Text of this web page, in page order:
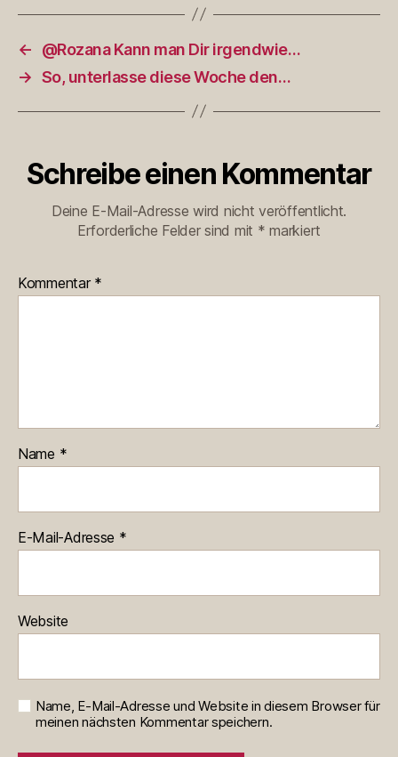
←
@Rozana Kann man Dir irgendwie…
→ So, unterlasse diese Woche den…
Schreibe einen Kommentar
Deine E-Mail-Adresse wird nicht veröffentlicht.
Erforderliche Felder sind mit * markiert
Kommentar *
Name *
E-Mail-Adresse *
Website
Name, E-Mail-Adresse und Website in diesem Browser für
meinen nächsten Kommentar speichern.